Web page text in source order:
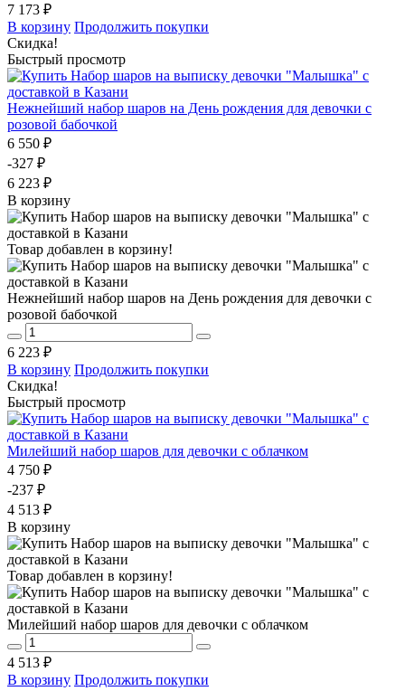
7 173 ₽
В корзину Продолжить покупки
Скидка!
Быстрый просмотр
Нежнейший набор шаров на День рождения для девочки с
розовой бабочкой
6 550 ₽
-327 ₽
6 223 ₽
В корзину
Товар добавлен в корзину!
Нежнейший набор шаров на День рождения для девочки с
розовой бабочкой
6 223 ₽
В корзину Продолжить покупки
Скидка!
Быстрый просмотр
Милейший набор шаров для девочки с облачком
4 750 ₽
-237 ₽
4 513 ₽
В корзину
Товар добавлен в корзину!
Милейший набор шаров для девочки с облачком
4 513 ₽
В корзину Продолжить покупки